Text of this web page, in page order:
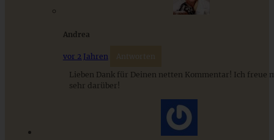
9 saisonale Rezepte im August – die besten Ideen mit Obst
& Gemüse der Saison
Andrea
vor 2 Jahren Antworten
Lieben Dank für Deinen netten Kommentar! Ich freue
sehr darüber!